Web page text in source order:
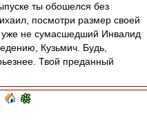
ты обошелся без
посмотри размер своей
не сумасшедший Инвалид
Кузьмич. Будь,
Твой преданный